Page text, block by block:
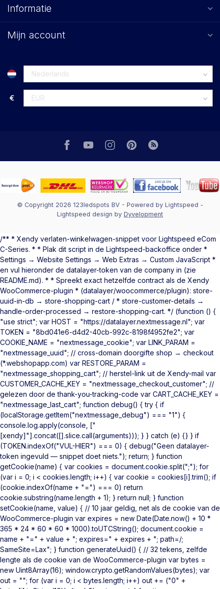
Informatie
Mijn account
€
© Copyright 2026 123ledspots BV- Powered by Lightspeed -
Lightspeed design by Dyvelopment
/** * Xendy verlaten-winkelwagen-snippet voor Lightspeed eCom
C-Series. * * Plak dit script in de Lightspeed-backoffice onder *
Settings → Website Settings → Web Extras → Custom JavaScript *
en vul hieronder de datalayer-token van de company in (zie
README.md). * * Spreekt exact hetzelfde contract als de Xendy
WooCommerce-plugin * (datalayer/woocommerce/plugin): store-
uuid-in-db → store-shopping-cart / * store-customer-details →
handle-order-processed → restore-shopping-cart. */ (function () {
"use strict"; var HOST = "https://datalayer.nextmessage.nl"; var
TOKEN = "8bd041e6-d4d2-40cb-992c-8198f4952fe2"; var
COOKIE_NAME = "nextmessage_cookie"; var LINK_PARAM =
"nextmessage_uuid"; // cross-domain doorgifte shop → checkout
(*.webshopapp.com) var RESTORE_PARAM =
"nextmessage_shopping_cart"; // herstel-link uit de Xendy-mail var
CUSTOMER_CACHE_KEY = "nextmessage_checkout_customer"; //
gelezen door de thank-you-tracking-code var CART_CACHE_KEY =
"nextmessage_last_cart"; function debug() { try { if
(localStorage.getItem("nextmessage_debug") === "1") {
console.log.apply(console, ["
[xendy]"].concat([].slice.call(arguments))); } } catch (e) {} } if
(TOKEN.indexOf("VUL-HIER") === 0) { debug("Geen datalayer-
token ingevuld — snippet doet niets."); return; } function
getCookie(name) { var cookies = document.cookie.split(";"); for
(var i = 0; i < cookies.length; i++) { var cookie = cookies[i].trim(); if
(cookie.indexOf(name + "=") === 0) return
cookie.substring(name.length + 1); } return null; } function
setCookie(name, value) { // 10 jaar geldig, net als de cookie van de
WooCommerce-plugin var expires = new Date(Date.now() + 10 *
365 * 24 * 60 * 60 * 1000).toUTCString(); document.cookie =
name + "=" + value + "; expires=" + expires + "; path=/;
SameSite=Lax"; } function generateUuid() { // 32 tekens, zelfde
lengte als de cookie van de WooCommerce-plugin var bytes =
new Uint8Array(16); window.crypto.getRandomValues(bytes); var
out = ""; for (var i = 0; i < bytes.length; i++) out += ("0" +